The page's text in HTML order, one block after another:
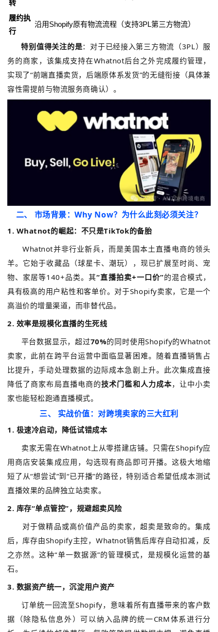
转
履约执
行
沿用Shopify原有物流流程（支持3PL第三方物流）
特别值得关注的是：对于已经接入第三方物流（3PL）服
务的商家，该集成支持在Whatnot后台之外完成履约管理，
实现了“前端直播卖货，后端原体系发货”的无缝衔接（具体兼
容性需提前与物流服务商确认）。
二、 市场背景：Why Now？为什么此刻必须关注？
1. Whatnot的崛起：不只是TikTok的备胎
Whatnot并非行业新兵，而是美国本土直播电商的领头
羊。它始于收藏品（球星卡、潮玩），现已扩展至时尚、宠
物、家居等140+品类。其“直播拍卖+一口价”的混合模式，
具有极高的用户粘性和客单价。对于Shopify卖家，它是一个
高溢价的增量渠道，而非替代品。
2. 效率是规模化直播的生死线
平台数据显示，超过70%的同时使用Shopify的Whatnot
卖家，此前在跨平台运营中面临显著困难。随着直播销售占
比提升，手动处理数据的边际成本急剧上升。此次集成直接
降低了商家布局直播电商的技术门槛和人力成本，让中小卖
家也能轻松跑通直播模式。
三、 实战价值：对跨境卖家的三大红利
1. 极速冷启动，降低试错成本
卖家无需在Whatnot上从零搭建店铺。只需在Shopify应
用商店安装集成应用，勾选现有商品即可开播。这极大地缩
短了从“想尝试”到“已开播”的路径，特别适合希望低成本测试
直播效果的品牌独立站卖家。
2. 库存“单点管控”，规避超卖风险
对于做精品或高价值产品的卖家，超卖是致命的。集成
后，库存由Shopify主控，Whatnot销售后库存自动扣减，反
之亦然。这种“单一数据源”的管理模式，是规模化运营的基
石。
3. 数据资产统一，沉淀用户资产
订单统一回流至Shopify，意味着所有直播带来的客户数
据（除隐私信息外）可以纳入品牌的统一CRM体系进行分